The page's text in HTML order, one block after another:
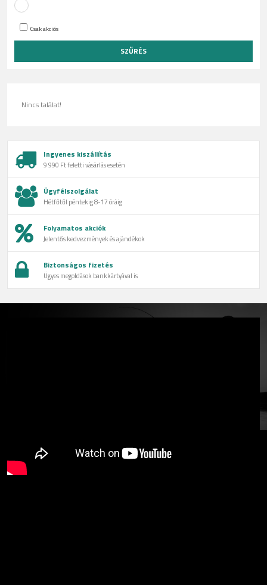
Csak akciós
Nincs találat!
Ingyenes kiszállítás
9 990 Ft feletti vásárlás esetén
Ügyfélszolgálat
Hétfőtől péntekig 8-17 óráig
Folyamatos akciók
Jelentős kedvezmények és ajándékok
Biztonságos fizetés
Ügyes megoldások bankkártyával is